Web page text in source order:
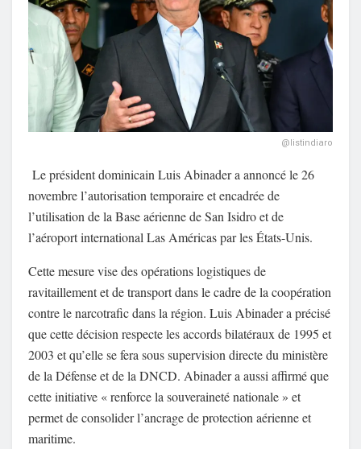
@listindiaro
Le président dominicain Luis Abinader a annoncé le 26
novembre l’autorisation temporaire et encadrée de
l’utilisation de la Base aérienne de San Isidro et de
l’aéroport international Las Américas par les États-Unis.
Cette mesure vise des opérations logistiques de
ravitaillement et de transport dans le cadre de la coopération
contre le narcotrafic dans la région. Luis Abinader a précisé
que cette décision respecte les accords bilatéraux de 1995 et
2003 et qu’elle se fera sous supervision directe du ministère
de la Défense et de la DNCD. Abinader a aussi affirmé que
cette initiative « renforce la souveraineté nationale » et
permet de consolider l’ancrage de protection aérienne et
maritime.